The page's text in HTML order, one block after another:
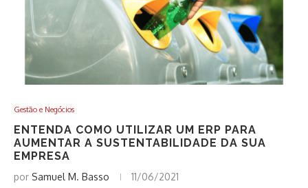
Gestão e Negócios
ENTENDA COMO UTILIZAR UM ERP PARA
AUMENTAR A SUSTENTABILIDADE DA SUA
EMPRESA
por Samuel M. Basso 11/06/2021